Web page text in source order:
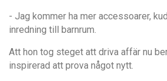
- Jag kommer ha mer accessoarer,
inredning till barnrum.
Att hon tog steget att driva affär nu
inspirerad att prova något nytt.